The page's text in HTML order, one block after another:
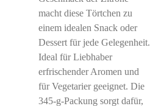
macht diese Törtchen zu
einem idealen Snack oder
Dessert für jede Gelegenheit.
Ideal für Liebhaber
erfrischender Aromen und
für Vegetarier geeignet. Die
345-g-Packung sorgt dafür,